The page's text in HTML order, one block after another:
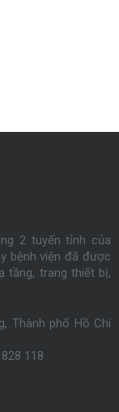
2 tuyến tỉnh của
bệnh viện đã được
tầng, trang thiết bị,
Thành phố Hồ Chí
118